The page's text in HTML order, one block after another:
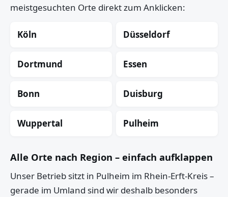
meistgesuchten Orte direkt zum Anklicken:
Köln Düsseldorf
Dortmund Essen
Bonn Duisburg
Wuppertal Pulheim
Alle Orte nach Region – einfach aufklappen
Unser Betrieb sitzt in Pulheim im Rhein-Erft-Kreis –
gerade im Umland sind wir deshalb besonders